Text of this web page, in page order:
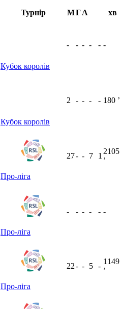
Турнір МГА хв
Кубок королів
- - - - - -
Кубок королів
2 - - - - 180 ʼ
Про-ліга
27- - 7 1
2105
ʼ
Про-ліга
- - - - - -
Про-ліга
22- - 5 -
1149
ʼ